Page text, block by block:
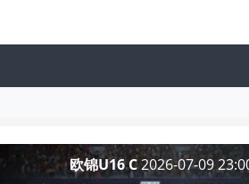
欧锦U16 C2026-07-09